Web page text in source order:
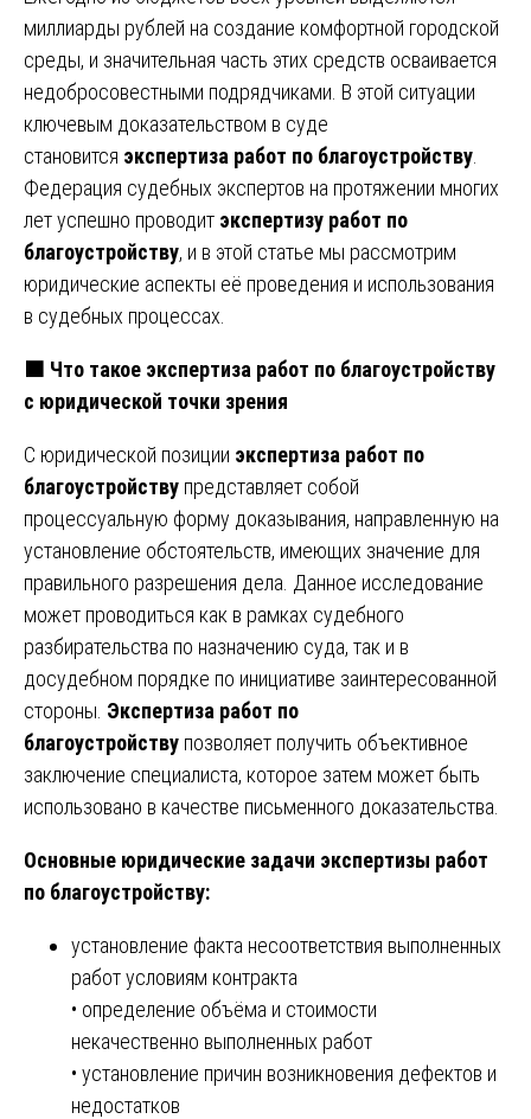
миллиарды рублей на создание комфортной городской
среды, и значительная часть этих средств осваивается
недобросовестными подрядчиками. В этой ситуации
ключевым доказательством в суде
становится экспертиза работ по благоустройству
Федерация судебных экспертов на протяжении многих
лет успешно проводит экспертизу работ по
благоустройству, и в этой статье мы рассмотрим
юридические аспекты её проведения и использования
в судебных процессах.
🟧 Что такое экспертиза работ по благоустройству
с юридической точки зрения
С юридической позиции экспертиза работ по
благоустройству представляет собой
процессуальную форму доказывания, направленную на
установление обстоятельств, имеющих значение для
правильного разрешения дела. Данное исследование
может проводиться как в рамках судебного
разбирательства по назначению суда, так и в
досудебном порядке по инициативе заинтересованной
стороны. Экспертиза работ по
благоустройству позволяет получить объективное
заключение специалиста, которое затем может быть
использовано в качестве письменного доказательства.
Основные юридические задачи экспертизы работ
по благоустройству:
установление факта несоответствия выполненных
работ условиям контракта
• определение объёма и стоимости
некачественно выполненных работ
• установление причин возникновения дефектов и
недостатков